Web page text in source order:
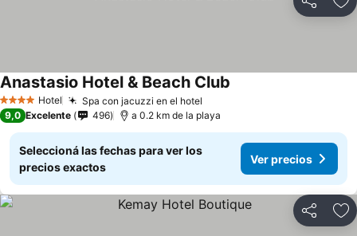
Compartir
4 EstrellasHotel Spa con jacuzzi en el hotel
Anastasio Hotel & Beach Club
9,0 Excelente 496 a 0.2 km de la playa
Seleccioná las fechas para ver los
precios exactos
Ver precios
Compartir